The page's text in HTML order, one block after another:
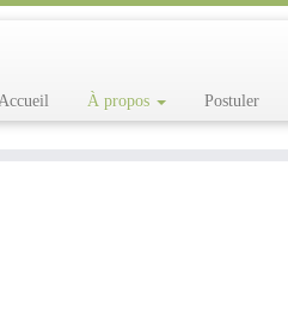
Accueil À propos Postuler